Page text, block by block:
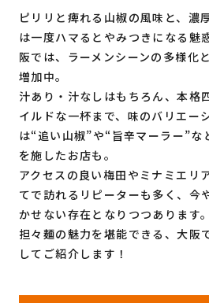
ピリリと痺れる山椒の風味と、濃
は一度ハマるとやみつきになる魅
阪では、ラーメンシーンの多様化
増加中。
汁あり・汁なしはもちろん、本格
イルドな一杯まで、味のバリエー
は“追い山椒”や“旨辛マーラー”な
を施したお店も。
アクセスの良い梅田やミナミエリ
てで訪れるリピーターも多く、今
かせない存在となりつつあります
担々麺の魅力を堪能できる、大阪
してご紹介します！